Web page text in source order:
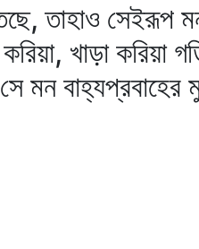
তাহাও
খাড়া করিয়া
মন